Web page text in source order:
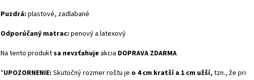
Puzdrá: plastové, zadlabané
Odporúčaný matrac: penový a latexový
Na tento produktsa nevzťahuje akcia DOPRAVA ZDARMA
*UPOZORNENIE: Skutočný rozmer roštu je o 4 cm kratší a 1 cm užší, tzn., že pri